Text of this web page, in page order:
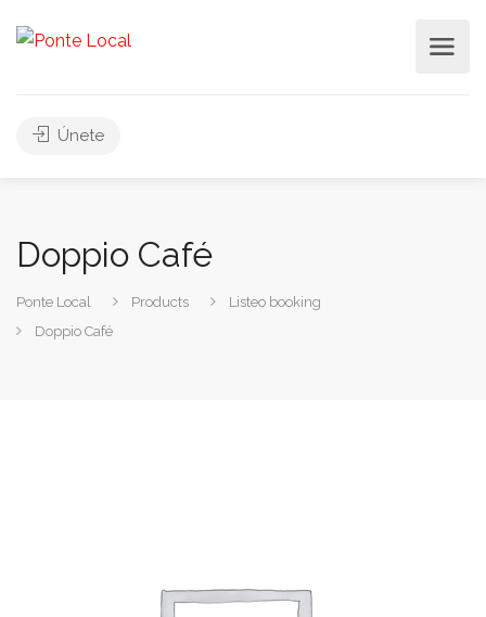
Únete
Doppio Café
Ponte Local Products
Listeo booking
Doppio Café